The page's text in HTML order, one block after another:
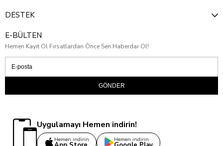
DESTEK
E-BÜLTEN
Hemen Kayıt Ol Fırsatlardan Önce Sen Haberdar Ol!
GÖNDER
Uygulamayı Hemen indirin!
Hemen indirin Hemen indirin